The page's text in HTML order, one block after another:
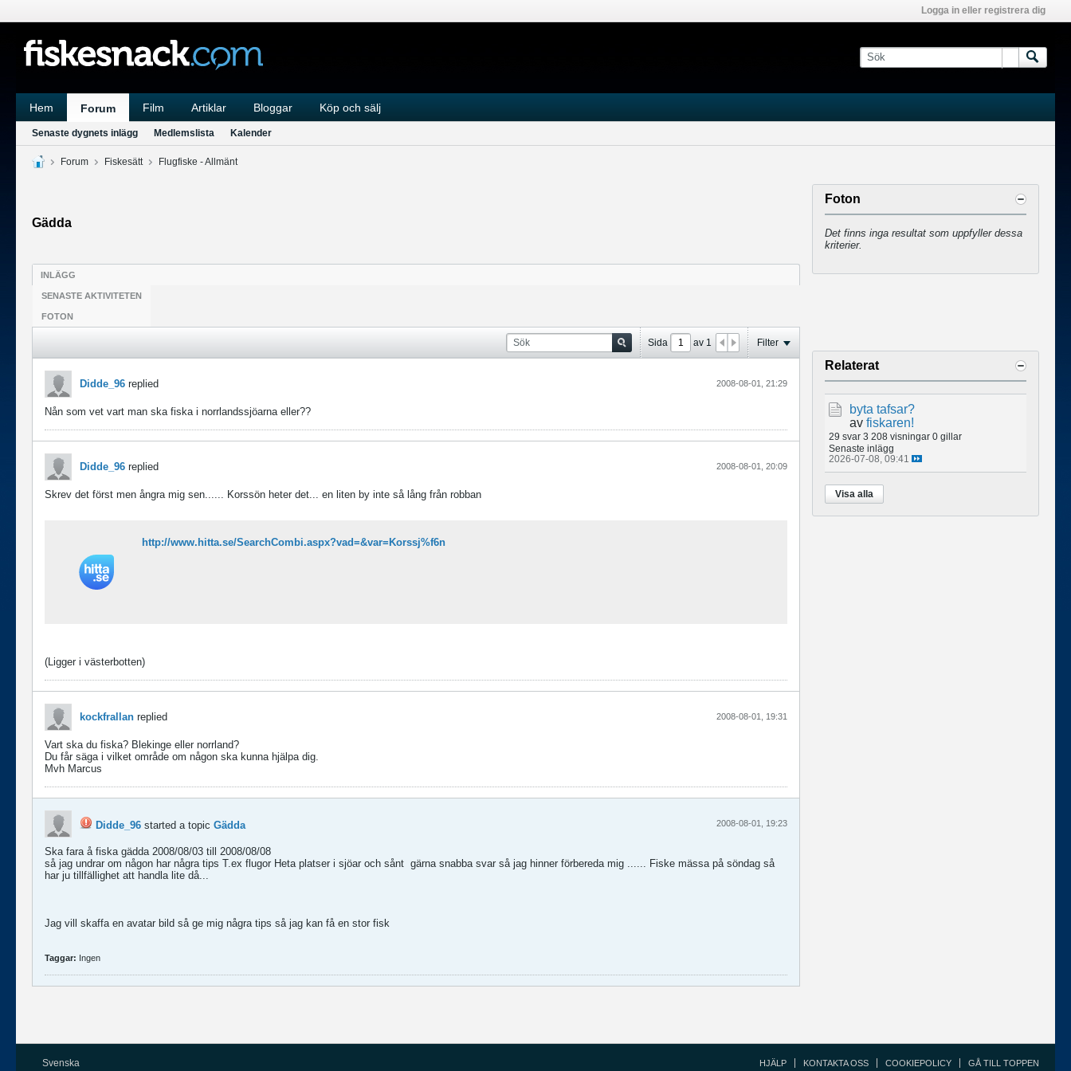
Logga in eller registrera dig
Hem Forum Film Artiklar Bloggar Köp och sälj
Senaste dygnets inlägg Medlemslista Kalender
Forum Fiskesätt Flugfiske - Allmänt
Gädda
INLÄGG
SENASTE AKTIVITETEN
FOTON
Sida av 1 Filter
Didde_96 replied 2008-08-01, 21:29
Nån som vet vart man ska fiska i norrlandssjöarna eller??
Didde_96 replied 2008-08-01, 20:09
Skrev det först men ångra mig sen...... Korssön heter det... en liten by inte så lång från robban
http://www.hitta.se/SearchCombi.aspx?vad=&var=Korssj%f6n
(Ligger i västerbotten)
kockfrallan replied 2008-08-01, 19:31
Vart ska du fiska? Blekinge eller norrland?
Du får säga i vilket område om någon ska kunna hjälpa dig.
Mvh Marcus
Didde_96 started a topic Gädda 2008-08-01, 19:23
Ska fara å fiska gädda 2008/08/03 till 2008/08/08
så jag undrar om någon har några tips T.ex flugor Heta platser i sjöar och sånt gärna snabba svar så jag hinner förbereda mig ...... Fiske mässa på söndag så
har ju tillfällighet att handla lite då...
Jag vill skaffa en avatar bild så ge mig några tips så jag kan få en stor fisk
Taggar: Ingen
Foton
Det finns inga resultat som uppfyller dessa
kriterier.
Relaterat
byta tafsar?
av fiskaren!
29 svar 3 208 visningar 0 gillar
Senaste inlägg
2026-07-08, 09:41
Visa alla
Svenska HJÄLP KONTAKTA OSS COOKIEPOLICY GÅ TILL TOPPEN